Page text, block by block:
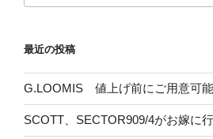
最近の投稿
G.LOOMIS 値上げ前にご用意可能
SCOTT、SECTOR909/4がお嫁に行